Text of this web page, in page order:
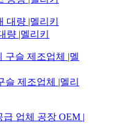
량 |멜리키
슬 제조업체 |멜리